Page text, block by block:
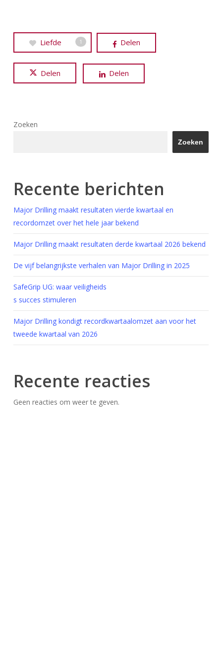
Liefde 1 Delen
Delen Delen
Zoeken
Zoeken
Recente berichten
Major Drilling maakt resultaten vierde kwartaal en
recordomzet over het hele jaar bekend
Major Drilling maakt resultaten derde kwartaal 2026 bekend
De vijf belangrijkste verhalen van Major Drilling in 2025
SafeGrip UG: waar veiligheids
s succes stimuleren
Major Drilling kondigt recordkwartaalomzet aan voor het
tweede kwartaal van 2026
Recente reacties
Geen reacties om weer te geven.